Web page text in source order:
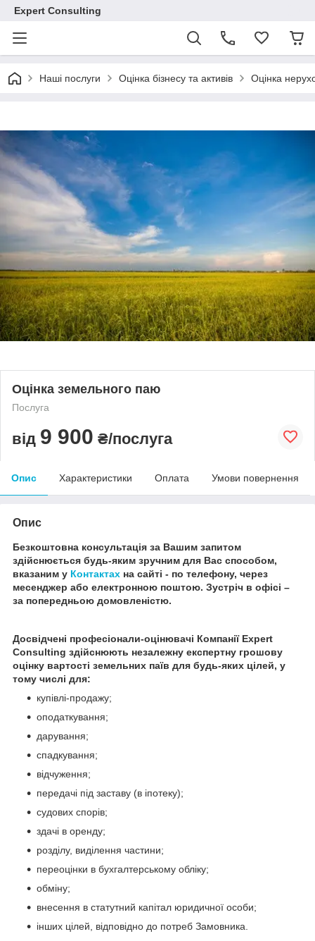
Expert Consulting
Наші послуги Оцінка бізнесу та активів Оцінка
Оцінка земельного паю
Послуга
від 9 900 ₴/послуга
Опис Характеристики Оплата Умови повернення
Опис
Безкоштовна консультація за Вашим запитом
здійснюється будь-яким зручним для Вас способом,
вказаним у Контактах на сайті - по телефону, через
месенджер або електронною поштою. Зустріч в офісі –
за попередньою домовленістю.
Досвідчені професіонали-оцінювачі Компанії Expert
Consulting здійснюють незалежну експертну грошову
оцінку вартості земельних паїв для будь-яких цілей, у
тому числі для:
купівлі-продажу;
оподаткування;
дарування;
спадкування;
відчуження;
передачі під заставу (в іпотеку);
судових спорів;
здачі в оренду;
розділу, виділення частини;
переоцінки в бухгалтерському обліку;
обміну;
внесення в статутний капітал юридичної особи;
інших цілей, відповідно до потреб Замовника.